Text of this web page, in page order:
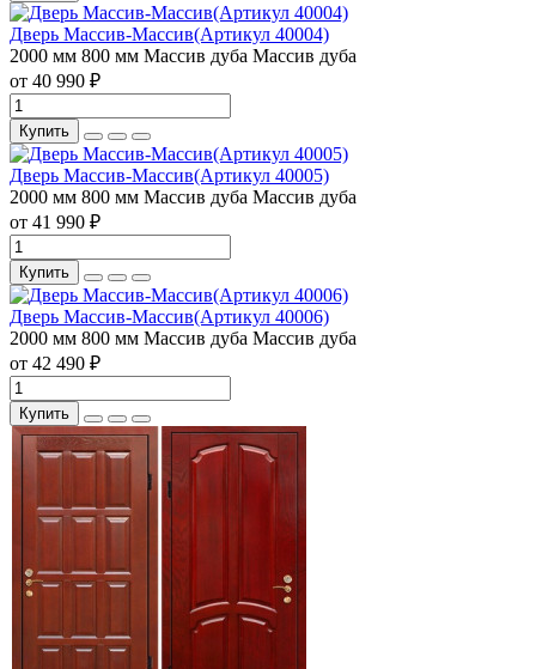
Дверь Массив-Массив(Артикул 40004)
2000 мм 800 мм Массив дуба Массив дуба
от 40 990 ₽
Купить
Дверь Массив-Массив(Артикул 40005)
2000 мм 800 мм Массив дуба Массив дуба
от 41 990 ₽
Купить
Дверь Массив-Массив(Артикул 40006)
2000 мм 800 мм Массив дуба Массив дуба
от 42 490 ₽
Купить